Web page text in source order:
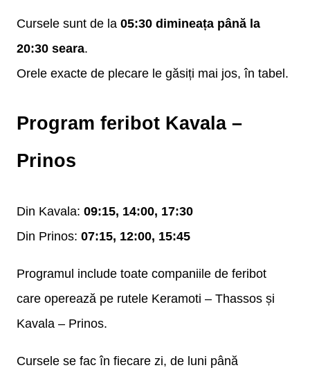
Cursele sunt de la 05:30 dimineața până la
20:30 seara.
Orele exacte de plecare le găsiți mai jos, în tabel.
Program feribot Kavala –
Prinos
Din Kavala: 09:15, 14:00, 17:30
Din Prinos: 07:15, 12:00, 15:45
Programul include toate companiile de feribot
care operează pe rutele Keramoti – Thassos și
Kavala – Prinos.
Cursele se fac în fiecare zi, de luni până